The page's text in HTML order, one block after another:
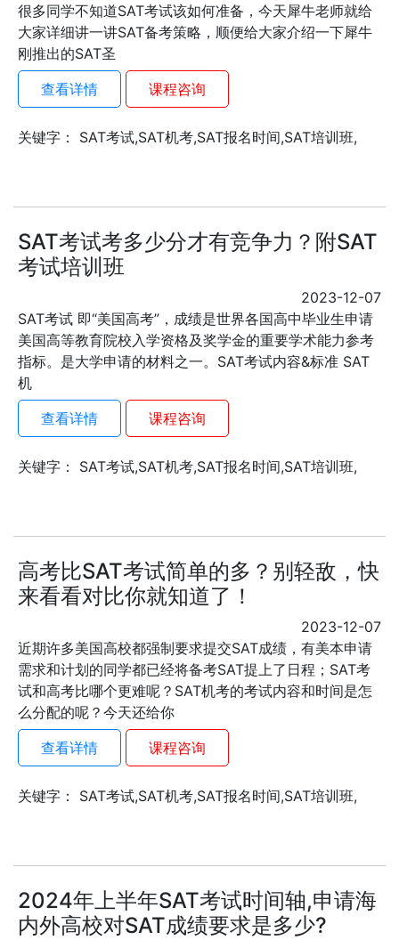
很多同学不知道SAT考试该如何准备，今天犀牛老师就给
大家详细讲一讲SAT备考策略，顺便给大家介绍一下犀牛
刚推出的SAT圣
查看详情
课程咨询
关键字： SAT考试,SAT机考,SAT报名时间,SAT培训班,
SAT考试考多少分才有竞争力？附SAT
考试培训班
2023-12-07
SAT考试 即“美国高考”，成绩是世界各国高中毕业生申请
美国高等教育院校入学资格及奖学金的重要学术能力参考
指标。是大学申请的材料之一。SAT考试内容&标准 SAT
机
查看详情
课程咨询
关键字： SAT考试,SAT机考,SAT报名时间,SAT培训班,
高考比SAT考试简单的多？别轻敌，快
来看看对比你就知道了！
2023-12-07
近期许多美国高校都强制要求提交SAT成绩，有美本申请
需求和计划的同学都已经将备考SAT提上了日程；SAT考
试和高考比哪个更难呢？SAT机考的考试内容和时间是怎
么分配的呢？今天还给你
查看详情
课程咨询
关键字： SAT考试,SAT机考,SAT报名时间,SAT培训班,
2024年上半年SAT考试时间轴,申请海
内外高校对SAT成绩要求是多少?